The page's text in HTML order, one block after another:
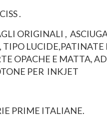
.
ORIGINALI ,
LUCIDE,PATINATE
OPACHE E MATTA,
PER INKJET
PRIME ITALIANE.